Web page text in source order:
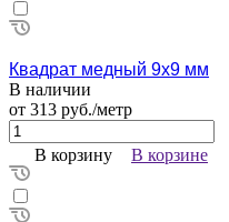
Квадрат медный 9х9 мм
В наличии
от 313 руб./метр
В корзину В корзине